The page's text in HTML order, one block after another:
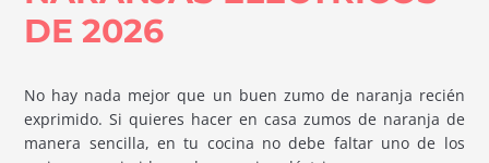
DE 2026
No hay nada mejor que un buen zumo de naranja recién
exprimido. Si quieres hacer en casa zumos de naranja de
manera sencilla, en tu cocina no debe faltar uno de los